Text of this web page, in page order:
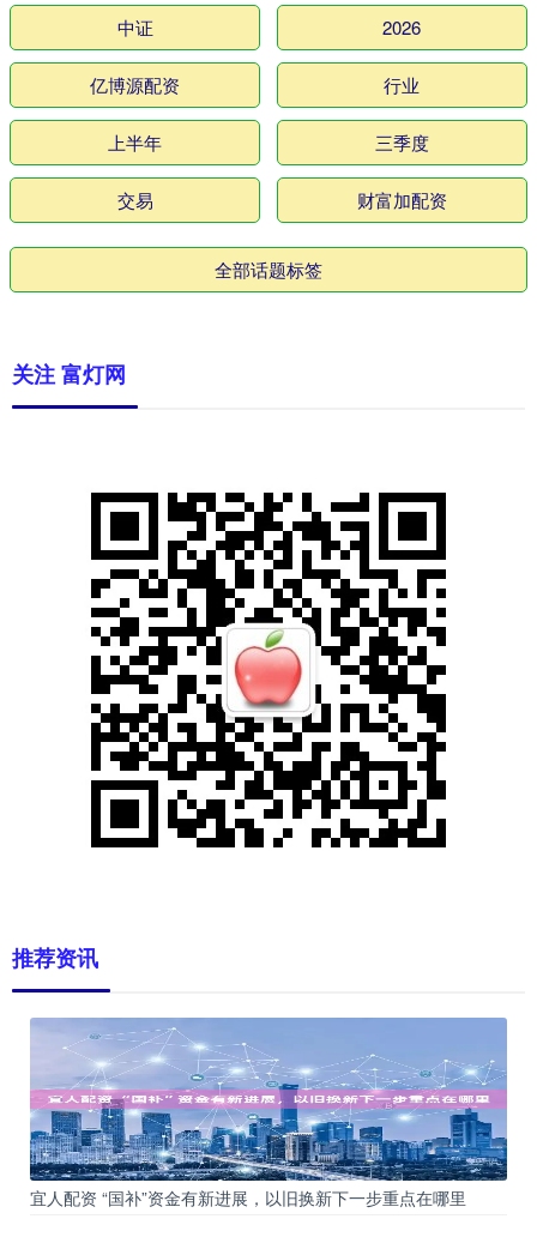
中证 2026
亿博源配资 行业
上半年 三季度
交易 财富加配资
全部话题标签
关注 富灯网
推荐资讯
宜人配资 “国补”资金有新进展，以旧换新下一步重点在哪里